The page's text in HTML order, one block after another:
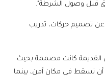
قبل وصول الشرطة".
عن تصميم حركات، تدريب
القديمة كانت مصممة بحيث
أن تسقط في مكان آمن، بينما